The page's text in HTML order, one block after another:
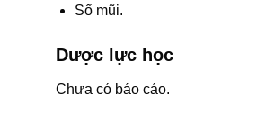
Sổ mũi.
Dược lực học
Chưa có báo cáo.